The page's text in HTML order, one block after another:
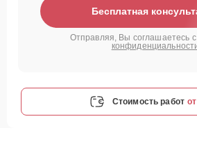
Бесплатная
Отправляя, Вы соглашаетесь с
Стоимость работ